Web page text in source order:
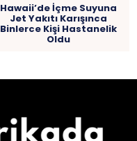
Hawaii’de İçme Suyuna
Jet Yakıtı Karışınca
Binlerce Kişi Hastanelik
Oldu